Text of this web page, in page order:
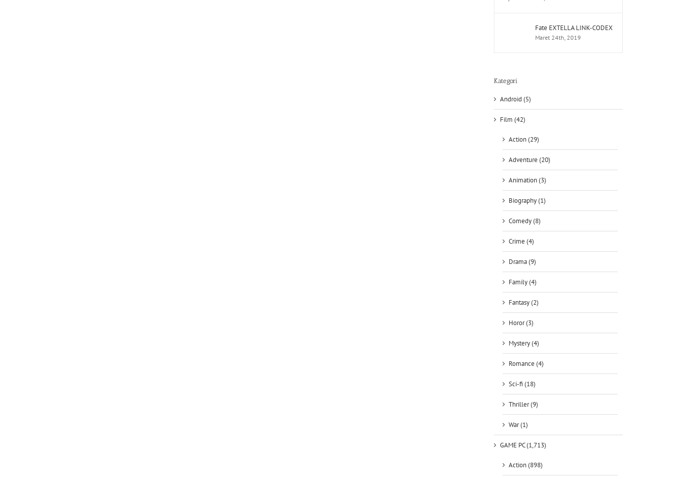
Fate EXTELLA LINK-CODEX
Maret 24th, 2019
Kategori
Android (5)
Film (42)
Action (29)
Adventure (20)
Animation (3)
Biography (1)
Comedy (8)
Crime (4)
Drama (9)
Family (4)
Fantasy (2)
Horor (3)
Mystery (4)
Romance (4)
Sci-fi (18)
Thriller (9)
War (1)
GAME PC (1,713)
Action (898)